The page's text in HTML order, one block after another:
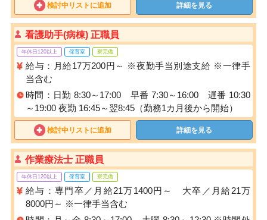
検討中リストに追加 詳細を見る
看護助手(病棟) 正職員
年休日120以上 保育室 寮完備
給与：月給17万200円～ ※夜勤手当別途支給 ※一律手
当含む
時間：日勤 8:30～17:00 早番 7:30～16:00 遅番 10:30
～19:00 夜勤 16:45～翌8:45（勤務1カ月後から開始）
検討中リストに追加 詳細を見る
作業療法士 正職員
年休日120以上 保育室 寮完備
給与：専門卒／月給21万1400円～ 大卒／月給21万
8000円～ ※一律手当含む